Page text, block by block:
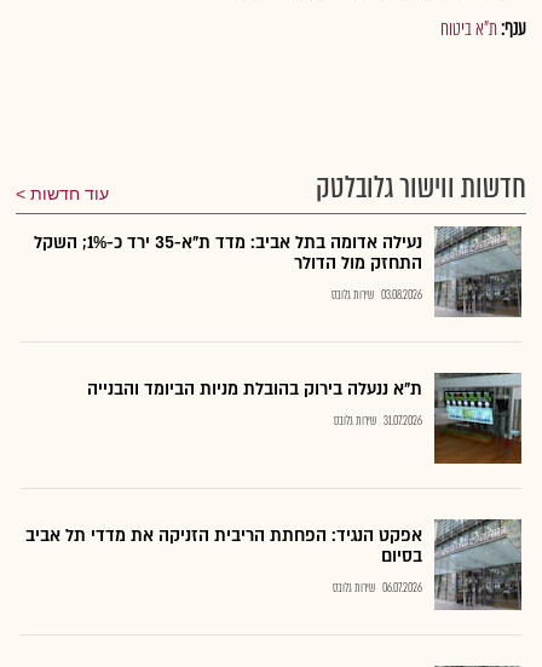
ענף:ת"א ביטוח
חדשות ווישור גלובלטק עוד חדשות
נעילה אדומה בתל אביב: מדד ת"א-35 ירד כ-1%; השקל
התחזק מול הדולר
03.08.2026 שירות גלובס
ת"א ננעלה בירוק בהובלת מניות הביומד והבנייה
31.07.2026 שירות גלובס
אפקט הנגיד: הפחתת הריבית הזניקה את מדדי תל אביב
בסיום
06.07.2026 שירות גלובס